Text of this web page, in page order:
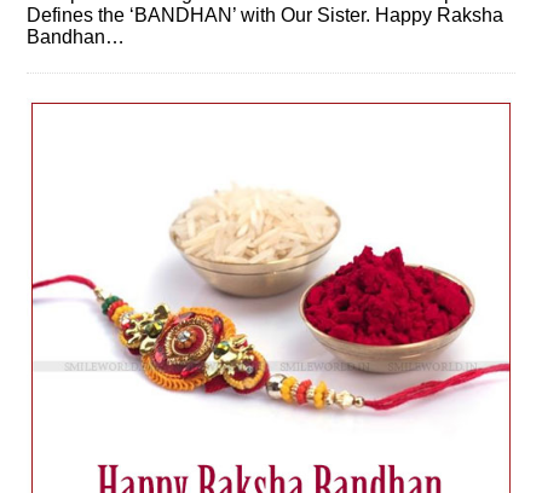
Defines the ‘BANDHAN’ with Our Sister. Happy Raksha
Bandhan…